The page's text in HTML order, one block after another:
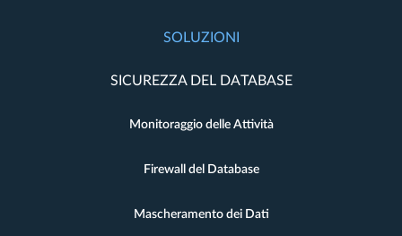
SOLUZIONI
SICUREZZA DEL DATABASE
Monitoraggio delle Attività
Firewall del Database
Mascheramento dei Dati